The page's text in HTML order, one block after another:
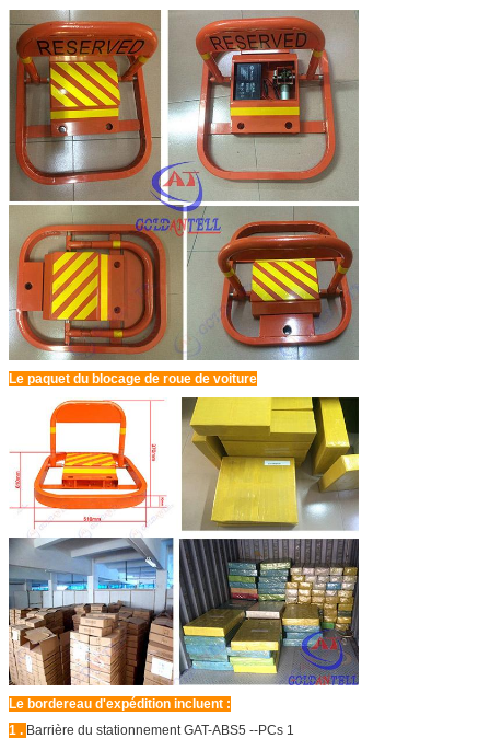
Le paquet du blocage de roue de voiture
Le bordereau d'expédition incluent :
1 . Barrière du stationnement GAT-ABS5 --PCs 1